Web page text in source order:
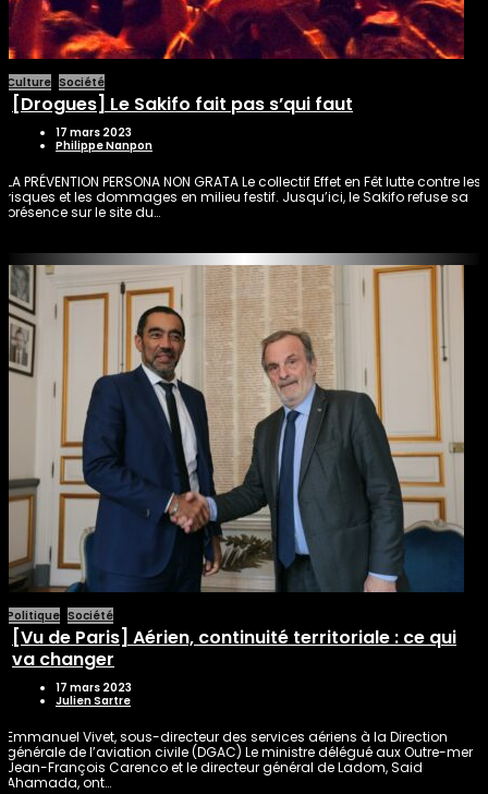
Culture Société
[Drogues] Le Sakifo fait pas s’qui faut
17 mars 2023
Philippe Nanpon
LA PRÉVENTION PERSONA NON GRATA Le collectif Effet en Fêt lutte contre les
risques et les dommages en milieu festif. Jusqu’ici, le Sakifo refuse sa
présence sur le site du…
Politique Société
[Vu de Paris] Aérien, continuité territoriale : ce qui
va changer
17 mars 2023
Julien Sartre
Emmanuel Vivet, sous-directeur des services aériens à la Direction
générale de l’aviation civile (DGAC) Le ministre délégué aux Outre-mer
Jean-François Carenco et le directeur général de Ladom, Said
Ahamada, ont…